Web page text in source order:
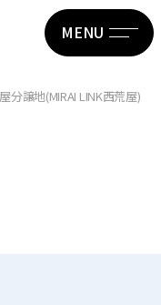
MENU
分譲地(MIRAI LINK西荒屋)